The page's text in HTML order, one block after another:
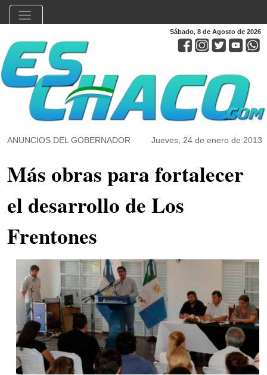
Sábado, 8 de Agosto de 2026
ANUNCIOS DEL GOBERNADOR Jueves, 24 de enero de 2013
Más obras para fortalecer
el desarrollo de Los
Frentones